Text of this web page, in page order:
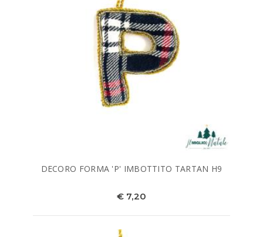
DECORO FORMA 'P' IMBOTTITO TARTAN H9
€ 7,20